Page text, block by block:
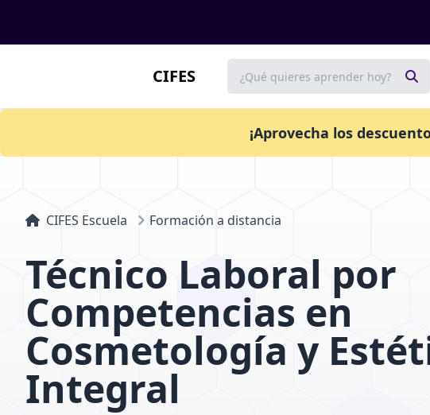
CIFES
¡Aprovecha los
CIFES Escuela Formación a distancia
Técnico Laboral por
Competencias en
Cosmetología y
Integral a distancia